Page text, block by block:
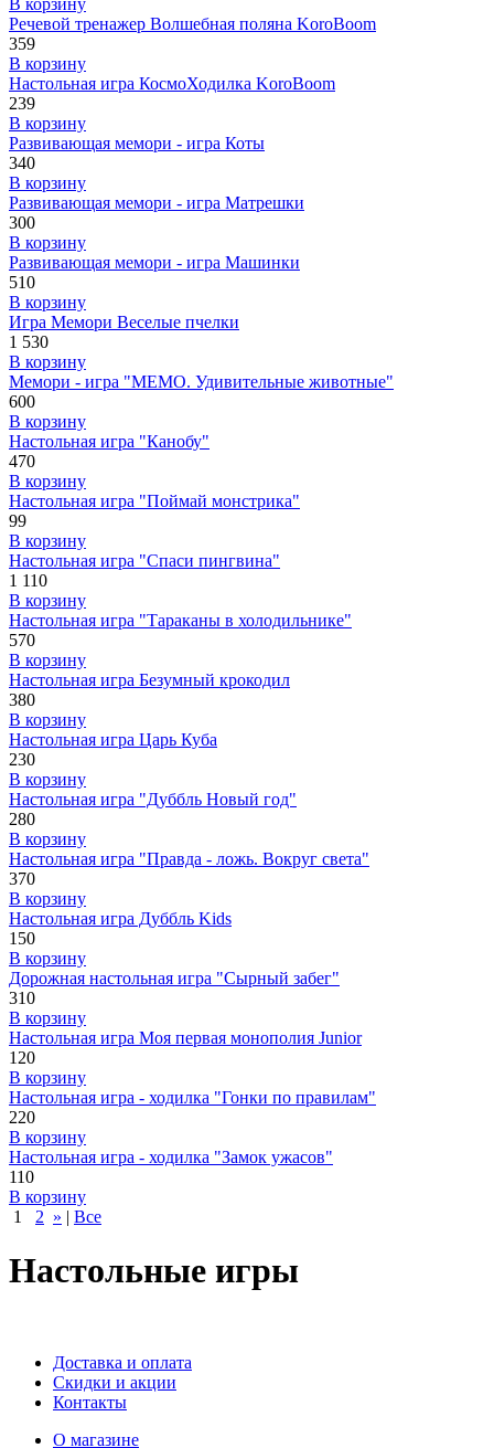
В корзину
Речевой тренажер Волшебная поляна KoroBoom
359
В корзину
Настольная игра КосмоХодилка KoroBoom
239
В корзину
Развивающая мемори - игра Коты
340
В корзину
Развивающая мемори - игра Матрешки
300
В корзину
Развивающая мемори - игра Машинки
510
В корзину
Игра Мемори Веселые пчелки
1 530
В корзину
Мемори - игра "МЕМО. Удивительные животные"
600
В корзину
Настольная игра "Канобу"
470
В корзину
Настольная игра "Поймай монстрика"
99
В корзину
Настольная игра "Спаси пингвина"
1 110
В корзину
Настольная игра "Тараканы в холодильнике"
570
В корзину
Настольная игра Безумный крокодил
380
В корзину
Настольная игра Царь Куба
230
В корзину
Настольная игра "Дуббль Новый год"
280
В корзину
Настольная игра "Правда - ложь. Вокруг света"
370
В корзину
Настольная игра Дуббль Kids
150
В корзину
Дорожная настольная игра "Сырный забег"
310
В корзину
Настольная игра Моя первая монополия Junior
120
В корзину
Настольная игра - ходилка "Гонки по правилам"
220
В корзину
Настольная игра - ходилка "Замок ужасов"
110
В корзину
1
2 » | Все
Настольные игры
Доставка и оплата
Скидки и акции
Контакты
О магазине